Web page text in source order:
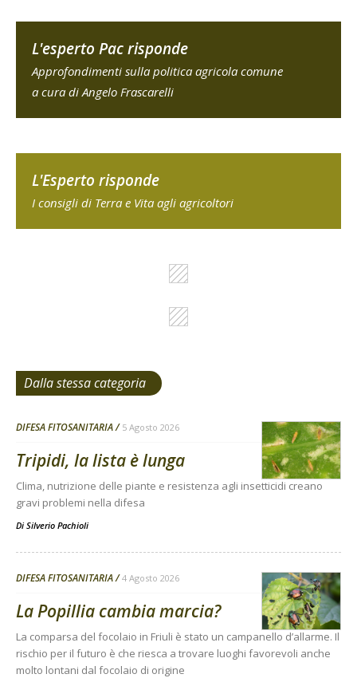
L'esperto Pac risponde
Approfondimenti sulla politica agricola comune
a cura di Angelo Frascarelli
L'Esperto risponde
I consigli di Terra e Vita agli agricoltori
Dalla stessa categoria
DIFESA FITOSANITARIA 5 Agosto 2026
Tripidi, la lista è lunga
Clima, nutrizione delle piante e resistenza agli insetticidi creano
gravi problemi nella difesa
Di Silverio Pachioli
DIFESA FITOSANITARIA 4 Agosto 2026
La Popillia cambia marcia?
La comparsa del focolaio in Friuli è stato un campanello d’allarme. Il
rischio per il futuro è che riesca a trovare luoghi favorevoli anche
molto lontani dal focolaio di origine